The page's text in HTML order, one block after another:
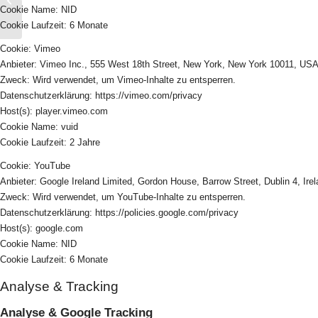
erste eigene Zuhause
Cookie Name: NID
Cookie Laufzeit: 6 Monate
Cookie: Vimeo
Anbieter: Vimeo Inc., 555 West 18th Street, New York, New York 10011, USA
Zweck: Wird verwendet, um Vimeo-Inhalte zu entsperren.
Datenschutzerklärung: https://vimeo.com/privacy
Host(s): player.vimeo.com
Cookie Name: vuid
Cookie Laufzeit: 2 Jahre
Cookie: YouTube
Anbieter: Google Ireland Limited, Gordon House, Barrow Street, Dublin 4,
Zweck: Wird verwendet, um YouTube-Inhalte zu entsperren.
Datenschutzerklärung: https://policies.google.com/privacy
Host(s): google.com
Cookie Name: NID
Cookie Laufzeit: 6 Monate
Analyse & Tracking
Analyse & Google Tracking